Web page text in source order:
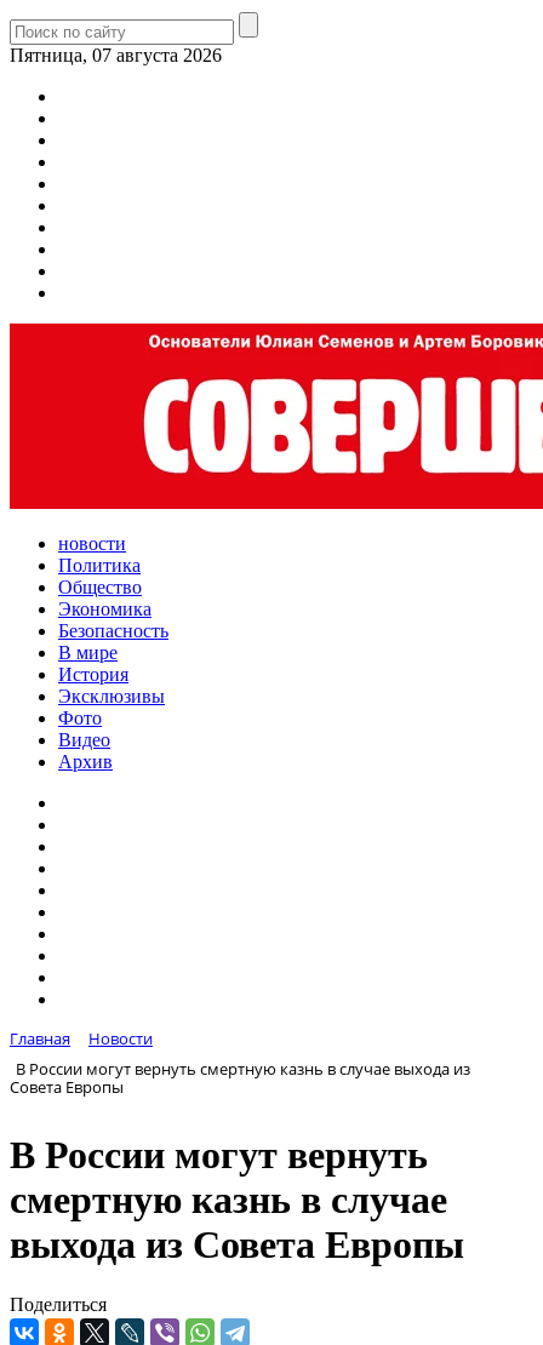
Пятница, 07 августа 2026
новости
Политика
Общество
Экономика
Безопасность
В мире
История
Эксклюзивы
Фото
Видео
Архив
Главная
Новости
В России могут вернуть смертную казнь в случае выхода из
Совета Европы
В России могут вернуть
смертную казнь в случае
выхода из Совета Европы
Поделиться